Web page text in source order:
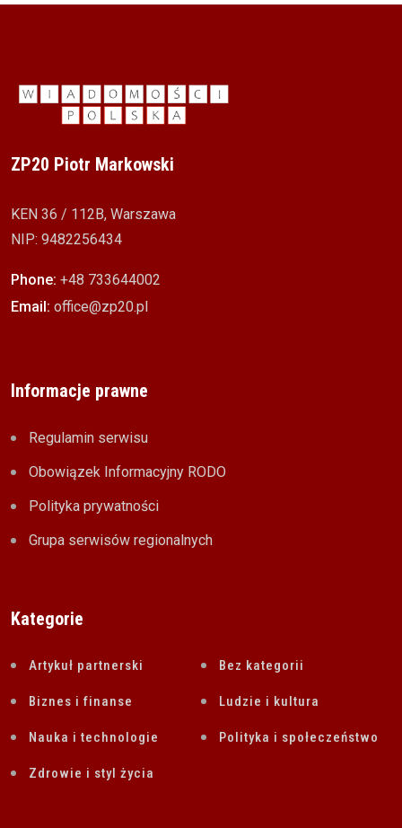
ZP20 Piotr Markowski
KEN 36 / 112B, Warszawa
NIP: 9482256434
Phone: +48 733644002
Email: office@zp20.pl
Informacje prawne
Regulamin serwisu
Obowiązek Informacyjny RODO
Polityka prywatności
Grupa serwisów regionalnych
Kategorie
Artykuł partnerski Bez kategorii
Biznes i finanse Ludzie i kultura
Nauka i technologie Polityka i społeczeństwo
Zdrowie i styl życia